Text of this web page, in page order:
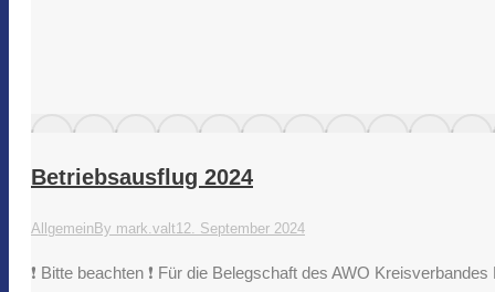
Betriebsausflug 2024
AllgemeinBy mark.valt12. September 2024
❗️ Bitte beachten ❗️ Für die Belegschaft des AWO